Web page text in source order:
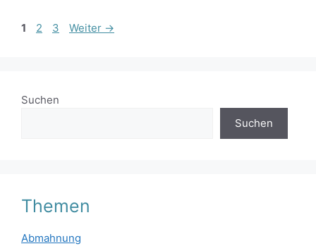
Seite
1 Seite
2 Seite
3 Weiter →
Suchen
Suchen
Themen
Abmahnung